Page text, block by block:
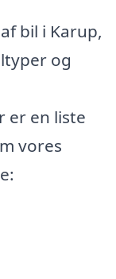
bil i Karup,
og
er en liste
vores